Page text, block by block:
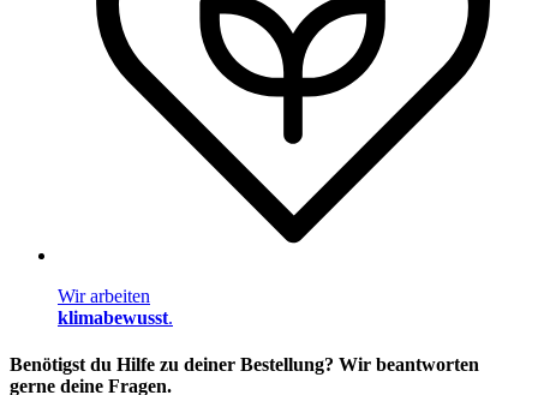
Wir arbeiten
klimabewusst.
Benötigst du Hilfe zu deiner Bestellung? Wir beantworten
gerne deine Fragen.